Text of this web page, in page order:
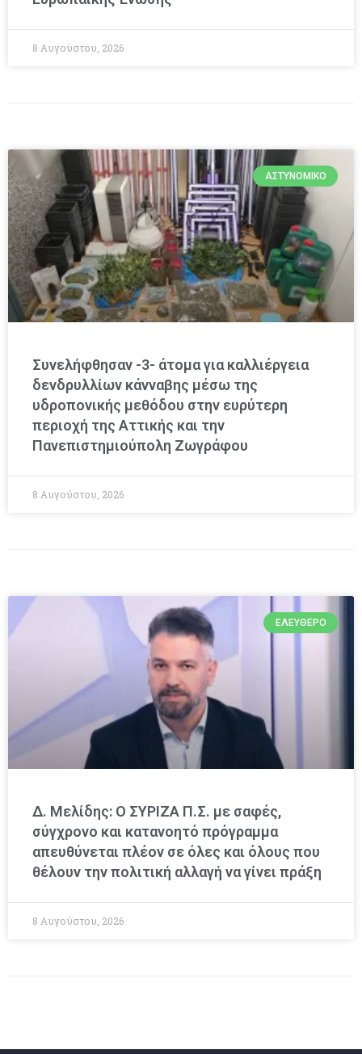
8 Αυγούστου, 2026
ΑΣΤΥΝΟΜΙΚΌ
Συνελήφθησαν -3- άτομα για καλλιέργεια
δενδρυλλίων κάνναβης μέσω της
υδροπονικής μεθόδου στην ευρύτερη
περιοχή της Αττικής και την
Πανεπιστημιούπολη Ζωγράφου
8 Αυγούστου, 2026
ΕΛΕΎΘΕΡΟ
Δ. Μελίδης: Ο ΣΥΡΙΖΑ Π.Σ. με σαφές,
σύγχρονο και κατανοητό πρόγραμμα
απευθύνεται πλέον σε όλες και όλους που
θέλουν την πολιτική αλλαγή να γίνει πράξη
8 Αυγούστου, 2026